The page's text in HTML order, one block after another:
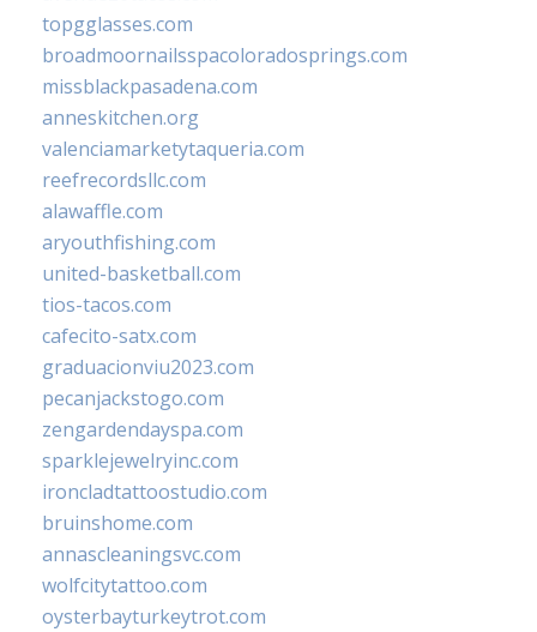
topgglasses.com
broadmoornailsspacoloradosprings.com
missblackpasadena.com
anneskitchen.org
valenciamarketytaqueria.com
reefrecordsllc.com
alawaffle.com
aryouthfishing.com
united-basketball.com
tios-tacos.com
cafecito-satx.com
graduacionviu2023.com
pecanjackstogo.com
zengardendayspa.com
sparklejewelryinc.com
ironcladtattoostudio.com
bruinshome.com
annascleaningsvc.com
wolfcitytattoo.com
oysterbayturkeytrot.com